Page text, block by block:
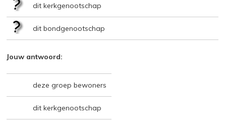
dit kerkgenootschap
dit bondgenootschap
Jouw antwoord:
deze groep bewoners
dit kerkgenootschap